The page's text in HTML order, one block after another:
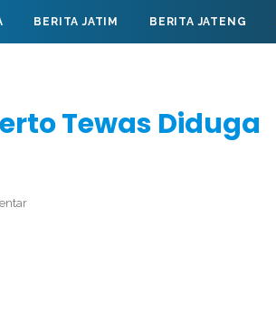
BERITA JATIM BERITA JATENG
Tewas Diduga